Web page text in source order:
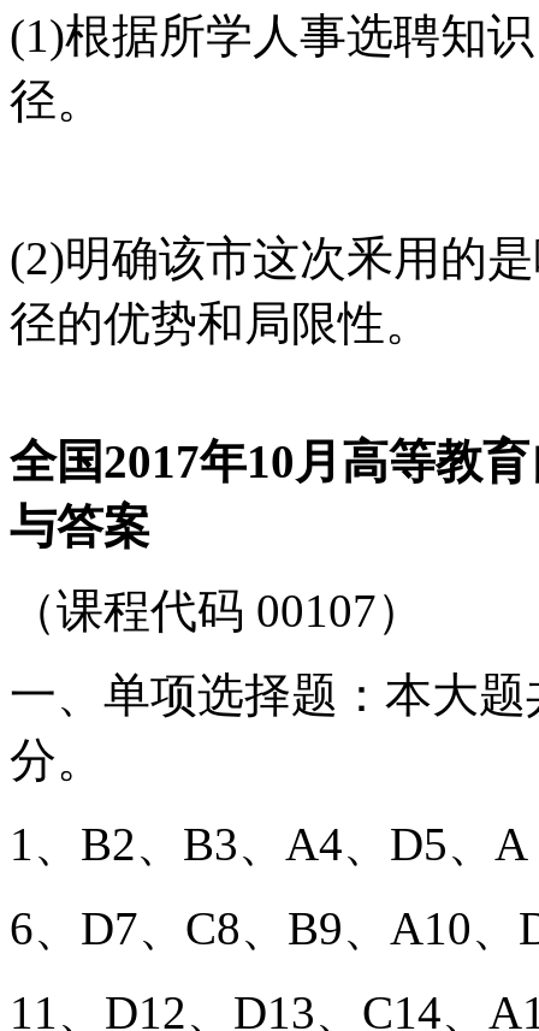
(1)根据所学人事选聘知
径。
(2)明确该市这次釆用的
径的优势和局限性。
全国2017年10月高等教
与答案
（课程代码 00107）
一、单项选择题：本大
分。
1、B2、B3、A4、D5、A
6、D7、C8、B9、A10、
11、D12、D13、C14、